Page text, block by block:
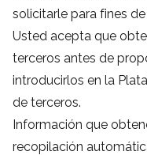
solicitarle para fines
Usted acepta que
terceros antes de
introducirlos en la
de terceros.
Información que
recopilación